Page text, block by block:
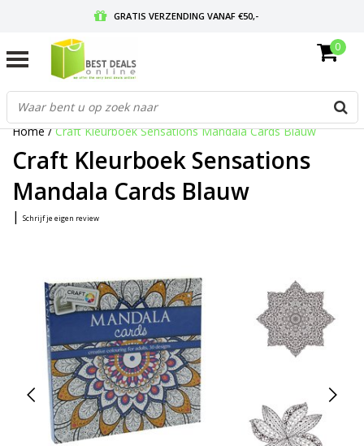
GRATIS VERZENDING VANAF €50,-
GRATIS RETOURNEREN EN 30 DAGEN BEDENKTIJD
0
Home/Craft Kleurboek Sensations Mandala Cards Blauw
Craft Kleurboek Sensations
Mandala Cards Blauw
| Schrijf je eigen review